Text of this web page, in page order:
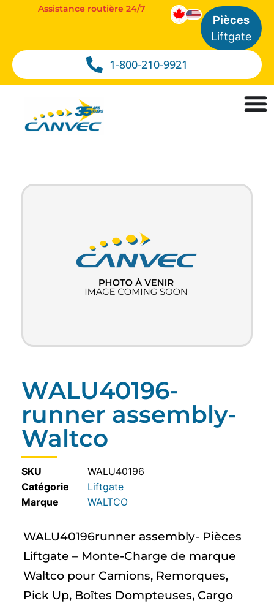
1-800-210-9921
Assistance routière 24/7
Pièces
Liftgate
WALU40196-
runner assembly-
Waltco
SKU
WALU40196
Catégorie
Liftgate
WALTCO
WALU40196runner assembly- Pièces
Liftgate – Monte-Charge de marque
Waltco pour Camions, Remorques,
Pick Up, Boîtes Dompteuses, Cargo